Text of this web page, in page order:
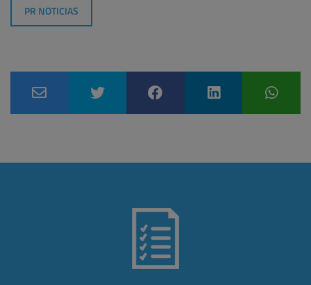
PR NOTICIAS